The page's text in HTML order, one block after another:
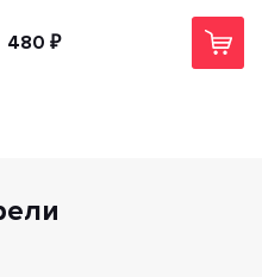
Sollers Atlant 2022+; MAZ
(МАЗ) esc; JAC SunRay
480 ₽